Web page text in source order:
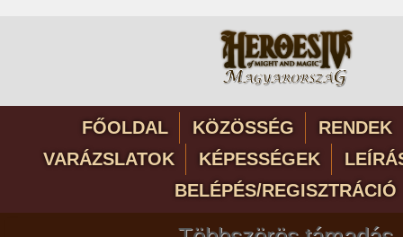
FŐOLDAL KÖZÖSSÉG
RENDEK
VARÁZSLATOK
KÉPESSÉGEK
BELÉPÉS/REGISZTRÁCIÓ